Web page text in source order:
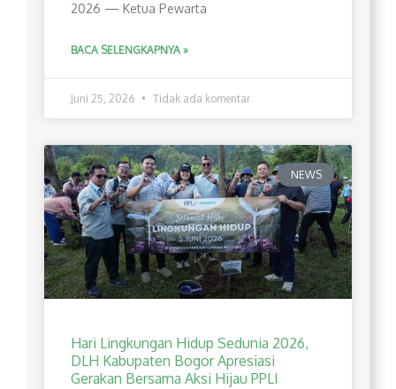
2026 — Ketua Pewarta
BACA SELENGKAPNYA »
Juni 25, 2026 Tidak ada komentar
NEWS
Hari Lingkungan Hidup Sedunia 2026,
DLH Kabupaten Bogor Apresiasi
Gerakan Bersama Aksi Hijau PPLI